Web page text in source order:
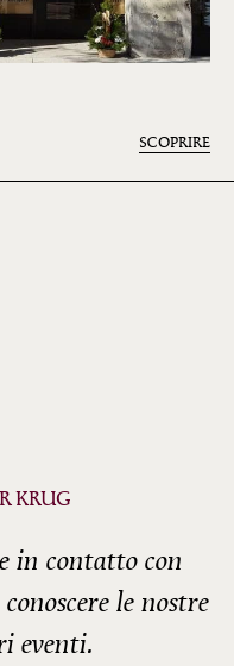
SCOPRIRE
KRUG
in contatto con
le nostre
eventi.